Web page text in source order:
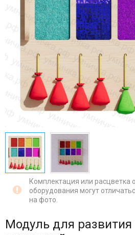
Комплектация или расцветка
оборудования могут
на фото.
Модуль для